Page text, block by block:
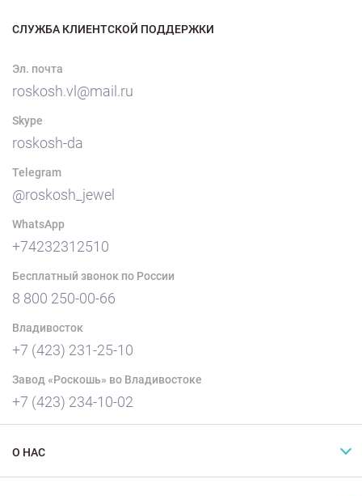
СЛУЖБА КЛИЕНТСКОЙ ПОДДЕРЖКИ
Эл. почта
roskosh.vl@mail.ru
Skype
roskosh-da
Telegram
@roskosh_jewel
WhatsApp
+74232312510
Бесплатный звонок по России
8 800 250-00-66
Владивосток
+7 (423) 231-25-10
Завод «Роскошь» во Владивостоке
+7 (423) 234-10-02
О НАС